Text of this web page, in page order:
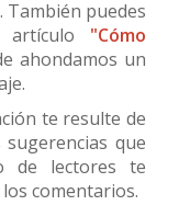
También puedes
artículo "Cómo
ahondamos un
te resulte de
que
de lectores te
comentarios.